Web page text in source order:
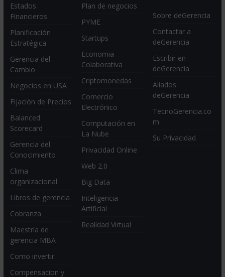
Estados
Financieros
Planificación
Estratégica
Gerencia del
Cambio
Negocios en USA
Fijación de Precios
Balanced
Scorecard
Gerencia del
Conocimiento
Clima
organizacional
Libros de gerencia
Cobranza
Maestría de
gerencia MBA
Como invertir
Compensacion y
Plan de negocios
PYME
Startups
Economia
Colaborativa
Criptomonedas
Comercio
Electrónico
Computación en
La Nube
Privacidad Online
Web 2.0
Big Data
Inteligencia
Artificial
Realidad Virtual
Sobre deGerencia
Contactar a
deGerencia
Escribir en
deGerencia
Aliados
deGerencia
TecnoGerencia.co
m
Su Privacidad